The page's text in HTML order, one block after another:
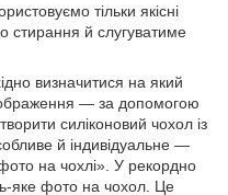
тільки якісні
стирання й слугуватиме
визначитися на який
— за допомогою
силіконовий чохол із
й індивідуальне —
на чохлі». У рекордно
яке фото на чохол. Це